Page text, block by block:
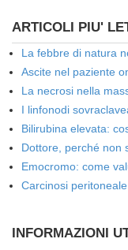
ARTICOLI PIU'
La febbre di natura
Ascite nel paziente
La necrosi nella
I linfonodi
Bilirubina elevata:
Dottore, perché non
Emocromo: come
Carcinosi
INFORMAZIONI